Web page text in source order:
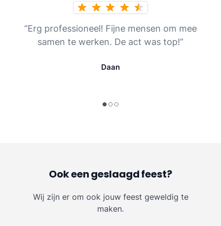
“Erg professioneel! Fijne mensen om mee
samen te werken. De act was top!”
Daan
Ook een geslaagd feest?
Wij zijn er om ook jouw feest geweldig te
maken.